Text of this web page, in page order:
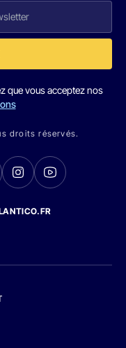
que vous acceptez nos
droits réservés.